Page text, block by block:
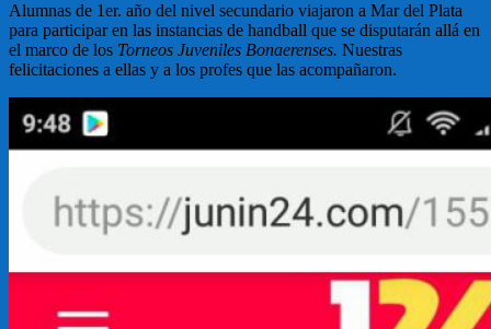
Alumnas de 1er. año del nivel secundario viajaron a Mar del Plata
para participar en las instancias de handball que se disputarán allá en
el marco de los Torneos Juveniles Bonaerenses. Nuestras
felicitaciones a ellas y a los profes que las acompañaron.